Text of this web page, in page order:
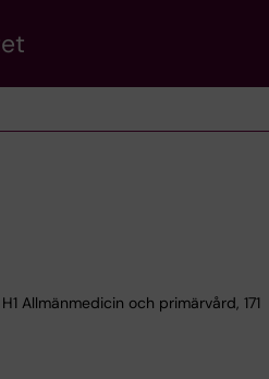
Allmänmedicin och primärvård, 171